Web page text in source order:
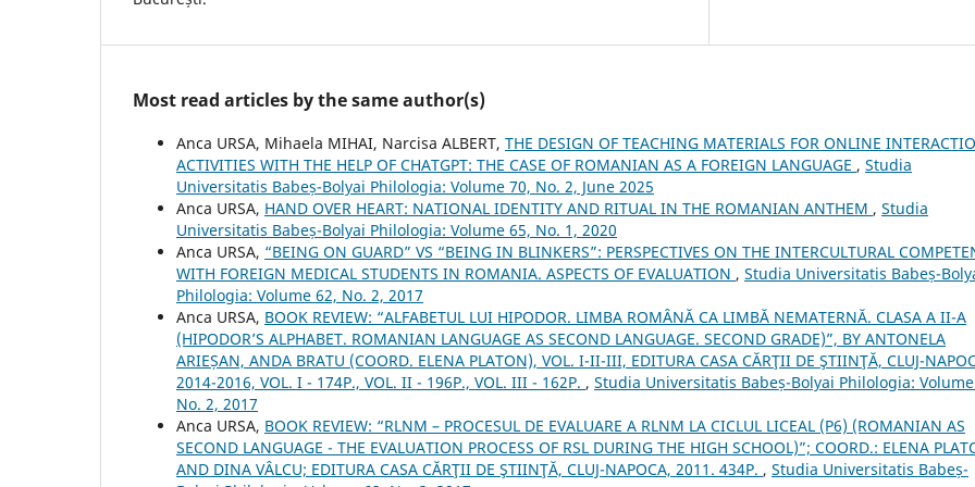
Most read articles by the same author(s)
Anca URSA, Mihaela MIHAI, Narcisa ALBERT, THE DESIGN OF TEACHING MATERIALS FOR ONLINE
ACTIVITIES WITH THE HELP OF CHATGPT: THE CASE OF ROMANIAN AS A FOREIGN LANGUAGE , Studia
Universitatis Babeș-Bolyai Philologia: Volume 70, No. 2, June 2025
Anca URSA, HAND OVER HEART: NATIONAL IDENTITY AND RITUAL IN THE ROMANIAN ANTHEM , Studia
Universitatis Babeș-Bolyai Philologia: Volume 65, No. 1, 2020
Anca URSA, “BEING ON GUARD” VS “BEING IN BLINKERS”: PERSPECTIVES ON THE INTERCULTURAL
WITH FOREIGN MEDICAL STUDENTS IN ROMANIA. ASPECTS OF EVALUATION , Studia Universitatis Babeș-
Philologia: Volume 62, No. 2, 2017
Anca URSA, BOOK REVIEW: “ALFABETUL LUI HIPODOR. LIMBA ROMÂNĂ CA LIMBĂ NEMATERNĂ. CLASA A II-A
(HIPODOR’S ALPHABET. ROMANIAN LANGUAGE AS SECOND LANGUAGE. SECOND GRADE)”, BY ANTONELA
ARIEȘAN, ANDA BRATU (COORD. ELENA PLATON), VOL. I-II-III, EDITURA CASA CĂRŢII DE ŞTIINŢĂ, CLUJ-
2014-2016, VOL. I - 174P., VOL. II - 196P., VOL. III - 162P. , Studia Universitatis Babeș-Bolyai Philologia:
No. 2, 2017
Anca URSA, BOOK REVIEW: “RLNM – PROCESUL DE EVALUARE A RLNM LA CICLUL LICEAL (P6) (ROMANIAN AS
SECOND LANGUAGE - THE EVALUATION PROCESS OF RSL DURING THE HIGH SCHOOL)”; COORD.: ELENA
AND DINA VÂLCU; EDITURA CASA CĂRŢII DE ŞTIINŢĂ, CLUJ-NAPOCA, 2011. 434P. , Studia Universitatis Babeș-